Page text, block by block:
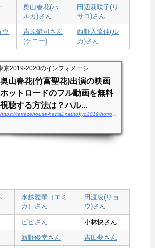
奥山春花(ハ
ルカ)さん
田辺莉咲子(リ
サコ)さん
ウ
吉原健司さん
(ケニー)
西野入流佳(ル
カ)さん
京2019-2020のインフォメーシ...
奥山春花(竹富聖花)出演の映画
ホットロードのフル動画を無料
視聴する方法は？ハル...
水越愛華（エミ
カ）さん
田渡凌(リョ
ウ)さん
ビビさん 小林快さん
新野俊幸さん 吉田夢さん